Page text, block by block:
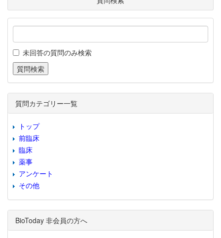
未回答の質問のみ検索
質問カテゴリー一覧
トップ
前臨床
臨床
薬事
アンケート
その他
BioToday 非会員の方へ